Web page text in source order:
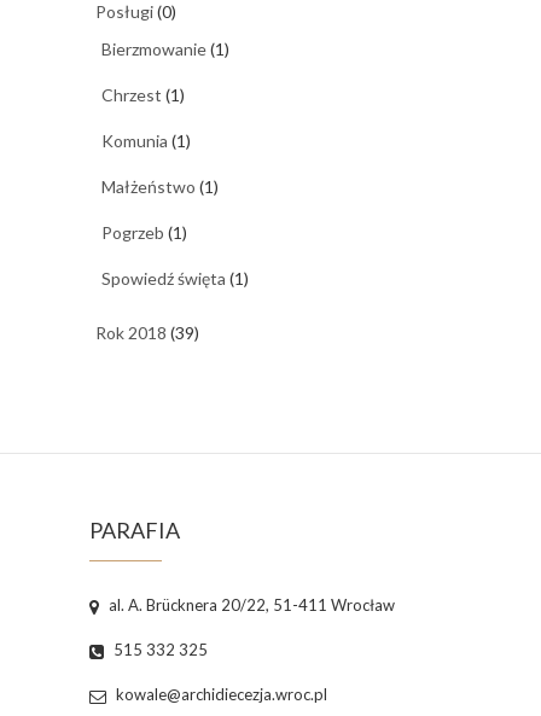
Posługi(0)
Bierzmowanie(1)
Chrzest (1)
Komunia (1)
Małżeństwo (1)
Pogrzeb (1)
Spowiedź święta (1)
Rok 2018 (39)
PARAFIA
al. A. Brücknera 20/22, 51-411 Wrocław
515 332 325
kowale@archidiecezja.wroc.pl